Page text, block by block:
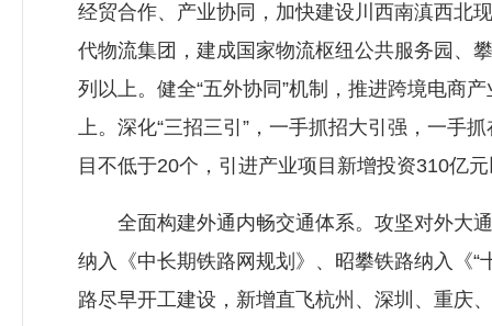
经贸合作、产业协同，加快建设川西南滇西北
代物流集团，建成国家物流枢纽公共服务园、
列以上。健全“五外协同”机制，推进跨境电商
上。深化“三招三引”，一手抓招大引强，一手
目不低于20个，引进产业项目新增投资310亿
全面构建外通内畅交通体系。攻坚对外大通
纳入《中长期铁路网规划》、昭攀铁路纳入《“
路尽早开工建设，新增直飞杭州、深圳、重庆